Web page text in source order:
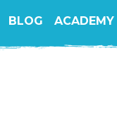
BLOG ACADEMY